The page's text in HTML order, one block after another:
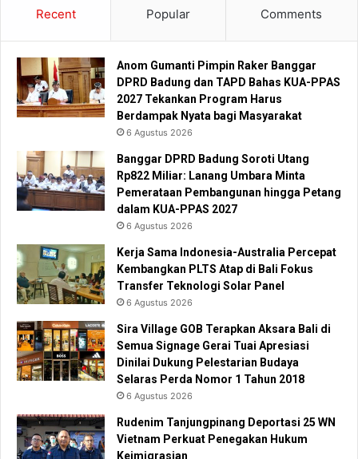
Recent Popular Comments
Anom Gumanti Pimpin Raker Banggar
DPRD Badung dan TAPD Bahas KUA-PPAS
2027 Tekankan Program Harus
Berdampak Nyata bagi Masyarakat
6 Agustus 2026
Banggar DPRD Badung Soroti Utang
Rp822 Miliar: Lanang Umbara Minta
Pemerataan Pembangunan hingga Petang
dalam KUA-PPAS 2027
6 Agustus 2026
Kerja Sama Indonesia-Australia Percepat
Kembangkan PLTS Atap di Bali Fokus
Transfer Teknologi Solar Panel
6 Agustus 2026
Sira Village GOB Terapkan Aksara Bali di
Semua Signage Gerai Tuai Apresiasi
Dinilai Dukung Pelestarian Budaya
Selaras Perda Nomor 1 Tahun 2018
6 Agustus 2026
Rudenim Tanjungpinang Deportasi 25 WN
Vietnam Perkuat Penegakan Hukum
Keimigrasian